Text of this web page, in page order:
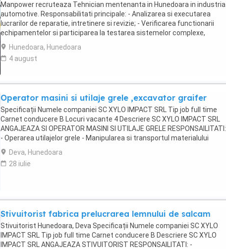
Manpower recruteaza Tehnician mentenanta in Hunedoara in industria
automotive. Responsabilitati principale: - Analizarea si executarea
lucrarilor de reparatie, intretinere si revizie; - Verificarea functionarii
echipamentelor si participarea la testarea sistemelor complexe,
utilizand sisteme de diagnosticare ...
Hunedoara, Hunedoara
4 august
Operator masini si utilaje grele ,excavator graifer
Specificații Numele companiei SC XYLO IMPACT SRL Tip job full time
Carnet conducere B Locuri vacante 4 Descriere SC XYLO IMPACT SRL
ANGAJEAZA SI OPERATOR MASINI SI UTILAJE GRELE RESPONSAILITATI:
- Operarea utilajelor grele - Manipularea si transportul materialului
lemnos - Respectarea normelor de siguranta ...
Deva, Hunedoara
28 iulie
Stivuitorist fabrica prelucrarea lemnului de salcam
Stivuitorist Hunedoara, Deva Specificații Numele companiei SC XYLO
IMPACT SRL Tip job full time Carnet conducere B Descriere SC XYLO
IMPACT SRL ANGAJEAZA STIVUITORIST RESPONSAILITATI: -